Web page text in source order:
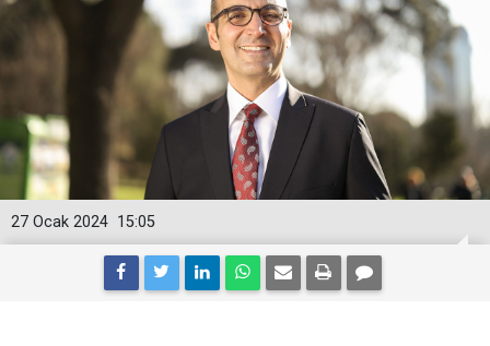
15:05
27 Ocak 2024